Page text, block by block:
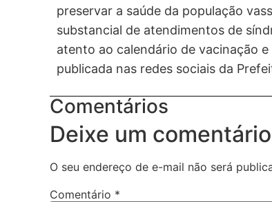
preservar a saúde da população
substancial de atendimentos de
atento ao calendário de vacinação
publicada nas redes sociais da
Comentários
Deixe um comentário
O seu endereço de e-mail não será
Comentário *